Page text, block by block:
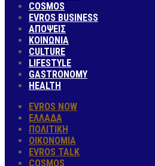
COSMOS
EVROS BUSINESS
ΑΠΟΨΕΙΣ
ΚΟΙΝΩΝΙΑ
CULTURE
LIFESTYLE
GASTRONOMY
HEALTH
EVROS NOW
ΕΛΛΑΔΑ
ΠΟΛΙΤΙΚΗ
ΟΙΚΟΝΟΜΙΑ
EVROS TALK
COSMOS